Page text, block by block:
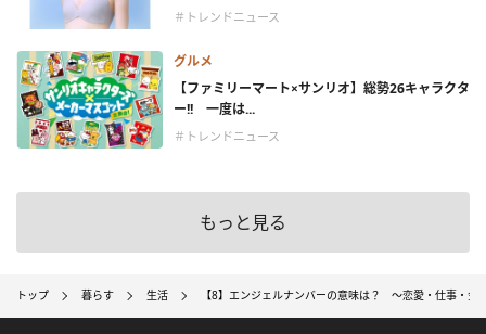
＃トレンドニュース
グルメ
【ファミリーマート×サンリオ】総勢26キャラクタ
ー!! 一度は...
＃トレンドニュース
もっと見る
トップ 暮らす 生活 【8】エンジェルナンバーの意味は？ ～恋愛・仕事・金